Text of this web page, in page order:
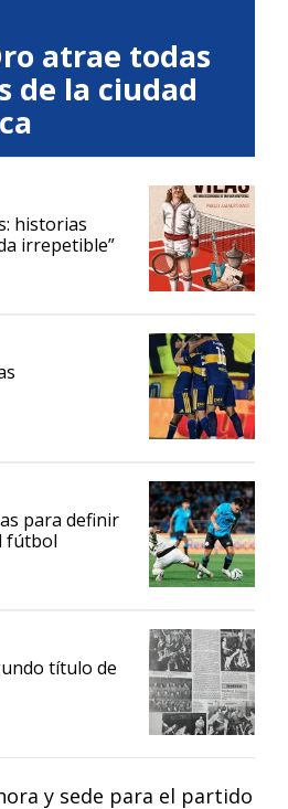
y sede para el partido
atrae todas
de la ciudad
historias
irrepetible”
para definir
fútbol
título de